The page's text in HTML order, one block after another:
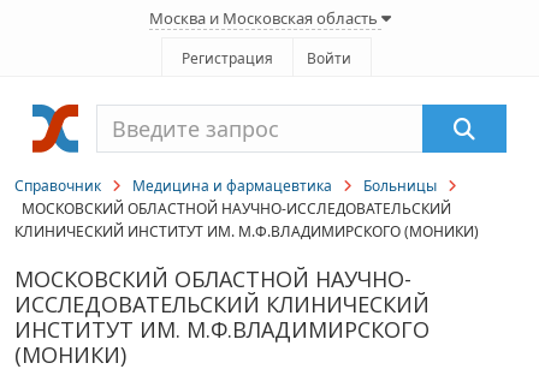
Москва и Московская область
Регистрация Войти
Справочник Медицина и фармацевтика
Больницы
МОСКОВСКИЙ ОБЛАСТНОЙ НАУЧНО-ИССЛЕДОВАТЕЛЬСКИЙ
КЛИНИЧЕСКИЙ ИНСТИТУТ ИМ. М.Ф.ВЛАДИМИРСКОГО (МОНИКИ)
МОСКОВСКИЙ ОБЛАСТНОЙ НАУЧНО-
ИССЛЕДОВАТЕЛЬСКИЙ КЛИНИЧЕСКИЙ
ИНСТИТУТ ИМ. М.Ф.ВЛАДИМИРСКОГО
(МОНИКИ)